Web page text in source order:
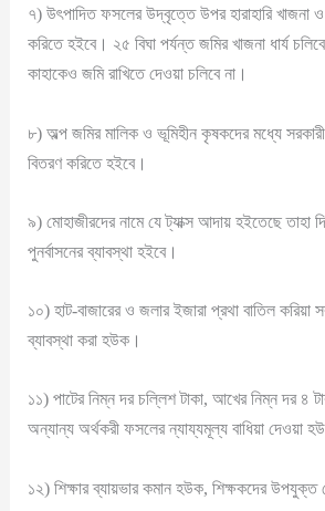
৭) উৎপাদিত ফসলের উদ্বৃত্তে উপর হারাহারি খাজনা ও
করিতে হইবে। ২৫ বিঘা পর্যন্ত জমির খাজনা ধার্য
কাহাকেও জমি রাখিতে দেওয়া চলিবে না।
৮) অল্প জমির মালিক ও ভূমিহীন কৃষকদের মধ্যে
বিতরণ করিতে হইবে।
৯) মোহাজীরদের নামে যে ট্যাক্স আদায় হইতেছে তাহা
পুনর্বাসনের ব্যাবস্থা হইবে।
১০) হাট-বাজারের ও জলার ইজারা প্রথা বাতিল করিয়া
ব্যাবস্থা করা হউক।
১১) পাটের নিম্ন দর চল্লিশ টাকা, আখের নিম্ন দর ৪
অন্যান্য অর্থকরী ফসলের ন্যায্যমূল্য বাধিয়া দেওয়া
১২) শিক্ষার ব্যায়ভার কমান হউক, শিক্ষকদের